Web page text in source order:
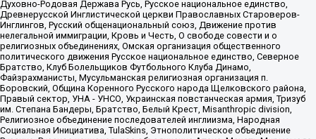
Духовно-Родовая Держава Русь, Русское национальное единство,
Древнерусской Инглистической церкви Православных Староверов-
Инглингов, Русский общенациональный союз, Движение против
нелегальной иммиграции, Кровь и Честь, О свободе совести и о
религиозных объединениях, Омская организация общественного
политического движения Русское национальное единство, Северное
Братство, Клуб Болельщиков Футбольного Клуба Динамо,
Файзрахманисты, Мусульманская религиозная организация п.
Боровский, Община Коренного Русского народа Щелковского района,
Правый сектор, УНА - УНСО, Украинская повстанческая армия, Тризуб
им. Степана Бандеры, Братство, Белый Крест, Misanthropic division,
Религиозное объединение последователей инглиизма, Народная
Социальная Инициатива, TulaSkins, Этнополитическое объединение